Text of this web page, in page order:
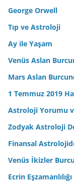
George Orwell
Tıp ve Astroloji
Ay ile Yaşam
Venüs Aslan
Mars Aslan
1 Temmuz 2019
Astroloji Yorumu
Zodyak Astroloji
Finansal
Venüs İkizler
Ecrin Eşzamanlılığı